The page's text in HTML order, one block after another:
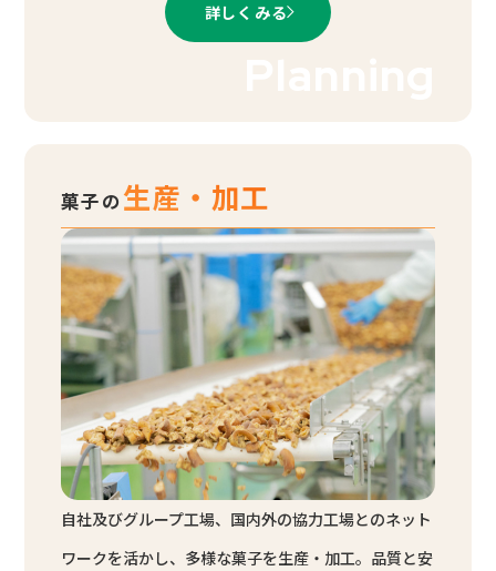
詳しくみる
菓子の生産・加工
自社及びグループ工場、国内外の協力工場とのネット
ワークを活かし、多様な菓子を生産・加工。品質と安